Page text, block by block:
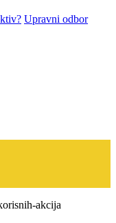
Upravni odbor